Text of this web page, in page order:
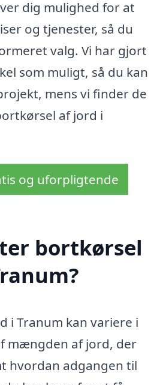
dig mulighed for at
og tjenester, så du
valg. Vi har gjort
som muligt, så du kan
mens vi finder de
af jord i
og uforpligtende
bortkørsel
i Tranum kan variere i
mængden af jord, der
hvordan adgangen til